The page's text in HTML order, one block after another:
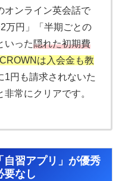
オンライン英会話で
万円」「半期ごとの
いった隠れた初期費
は入会金も教
1円も請求されないた
常にクリアです。
習アプリ」が優秀
要なし